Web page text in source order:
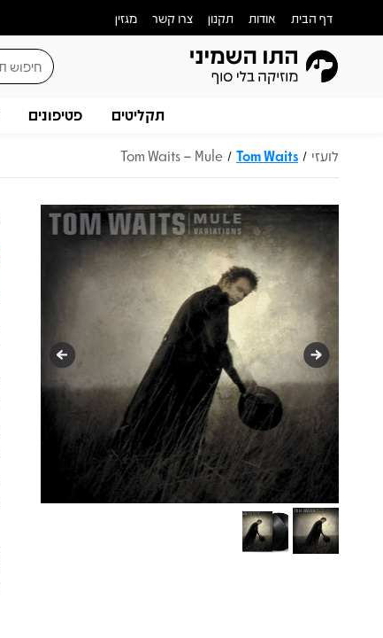
דף הבית אודות תקנון צרו קשר מגזין
תקליטים פטיפונים
לועזי /
Tom Waits
/
Tom Waits – Mule